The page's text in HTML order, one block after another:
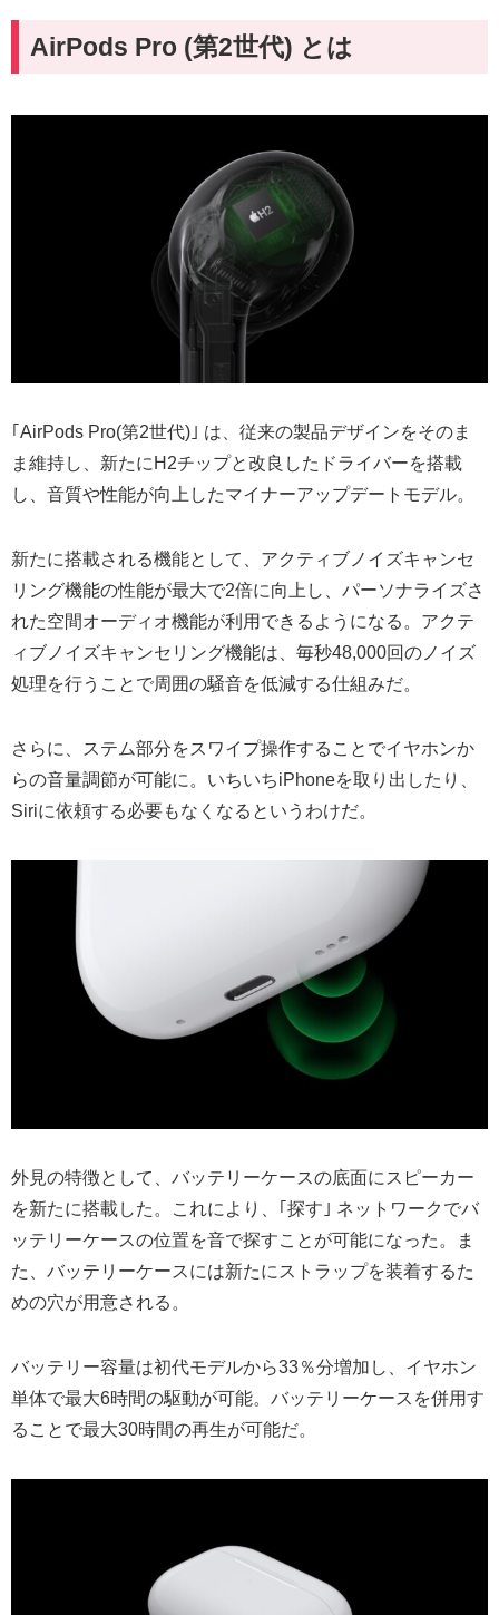
AirPods Pro (第2世代) とは
｢AirPods Pro(第2世代)｣ は、従来の製品デザインをそのま
ま維持し、新たにH2チップと改良したドライバーを搭載
し、音質や性能が向上したマイナーアップデートモデル。
新たに搭載される機能として、アクティブノイズキャンセ
リング機能の性能が最大で2倍に向上し、パーソナライズさ
れた空間オーディオ機能が利用できるようになる。アクテ
ィブノイズキャンセリング機能は、毎秒48,000回のノイズ
処理を行うことで周囲の騒音を低減する仕組みだ。
さらに、ステム部分をスワイプ操作することでイヤホンか
らの音量調節が可能に。いちいちiPhoneを取り出したり、
Siriに依頼する必要もなくなるというわけだ。
外見の特徴として、バッテリーケースの底面にスピーカー
を新たに搭載した。これにより、｢探す｣ ネットワークでバ
ッテリーケースの位置を音で探すことが可能になった。ま
た、バッテリーケースには新たにストラップを装着するた
めの穴が用意される。
バッテリー容量は初代モデルから33％分増加し、イヤホン
単体で最大6時間の駆動が可能。バッテリーケースを併用す
ることで最大30時間の再生が可能だ。